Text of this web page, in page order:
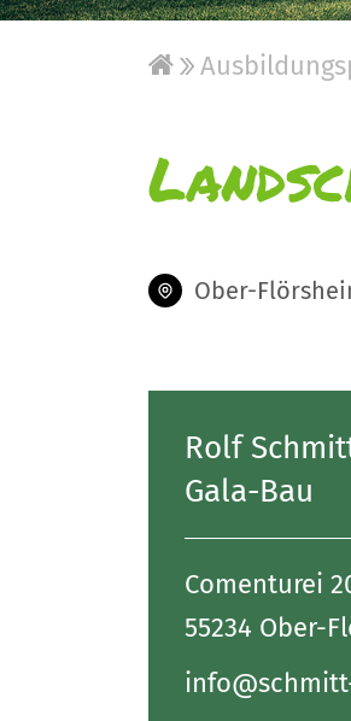
Ober-
Rolf
Gala-Bau
Comenturei
55234 Ober-